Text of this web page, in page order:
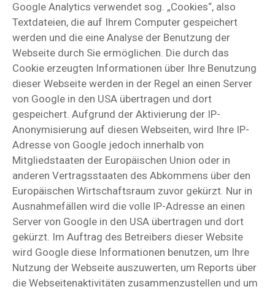
Google Analytics verwendet sog. „Cookies“, also
Textdateien, die auf Ihrem Computer gespeichert
werden und die eine Analyse der Benutzung der
Webseite durch Sie ermöglichen. Die durch das
Cookie erzeugten Informationen über Ihre Benutzung
dieser Webseite werden in der Regel an einen Server
von Google in den USA übertragen und dort
gespeichert. Aufgrund der Aktivierung der IP-
Anonymisierung auf diesen Webseiten, wird Ihre IP-
Adresse von Google jedoch innerhalb von
Mitgliedstaaten der Europäischen Union oder in
anderen Vertragsstaaten des Abkommens über den
Europäischen Wirtschaftsraum zuvor gekürzt. Nur in
Ausnahmefällen wird die volle IP-Adresse an einen
Server von Google in den USA übertragen und dort
gekürzt. Im Auftrag des Betreibers dieser Website
wird Google diese Informationen benutzen, um Ihre
Nutzung der Webseite auszuwerten, um Reports über
die Webseitenaktivitäten zusammenzustellen und um